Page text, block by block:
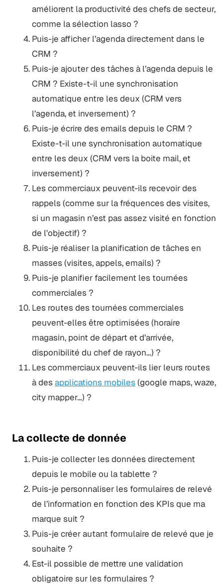
améliorent la productivité des chefs de secteur,
comme la sélection lasso ?
Puis-je afficher l’agenda directement dans le
CRM ?
Puis-je ajouter des tâches à l’agenda depuis le
CRM ? Existe-t-il une synchronisation
automatique entre les deux (CRM vers
l’agenda, et inversement) ?
Puis-je écrire des emails depuis le CRM ?
Existe-t-il une synchronisation automatique
entre les deux (CRM vers la boite mail, et
inversement) ?
Les commerciaux peuvent-ils recevoir des
rappels (comme sur la fréquences des visites,
si un magasin n’est pas assez visité en fonction
de l'objectif) ?
Puis-je réaliser la planification de tâches en
masses (visites, appels, emails) ?
Puis-je planifier facilement les tournées
commerciales ?
Les routes des tournées commerciales
peuvent-elles être optimisées (horaire
magasin, point de départ et d’arrivée,
disponibilité du chef de rayon…) ?
Les commerciaux peuvent-ils lier leurs routes
à desapplications mobiles(google maps, waze,
city mapper…) ?
La collecte de donnée
Puis-je collecter les données directement
depuis le mobile ou la tablette ?
Puis-je personnaliser les formulaires de relevé
de l’information en fonction des KPIs que ma
marque suit ?
Puis-je créer autant formulaire de relevé que je
souhaite ?
Est-il possible de mettre une validation
obligatoire sur les formulaires ?